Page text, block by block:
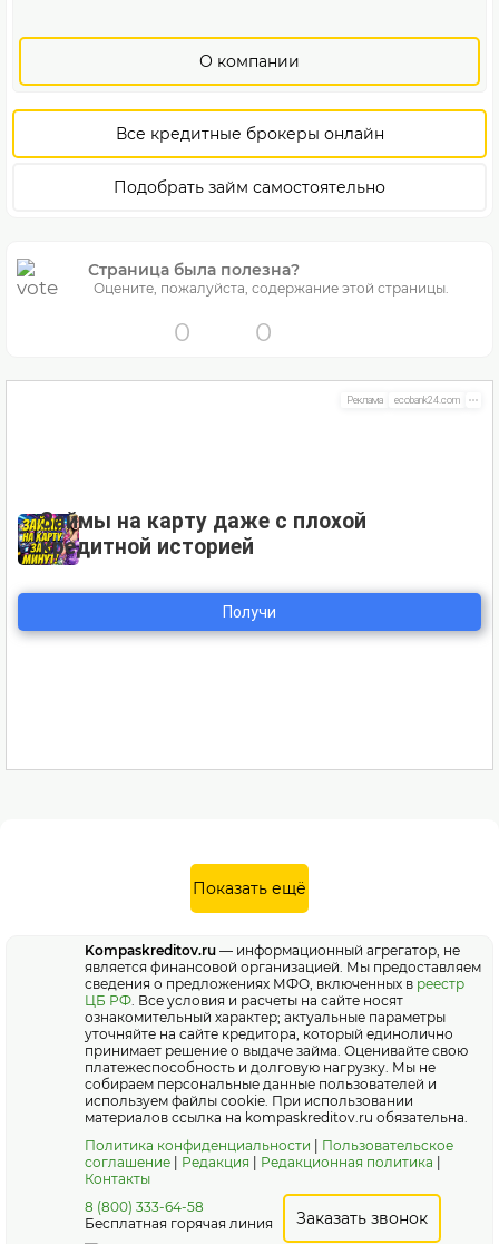
О компании
Все кредитные брокеры онлайн
Подобрать займ самостоятельно
Страница была полезна?
Оцените, пожалуйста, содержание этой страницы.
0 0
Показать ещё
Kompaskreditov.ru — информационный агрегатор, не
является финансовой организацией. Мы предоставляем
сведения о предложениях МФО, включенных в реестр
ЦБ РФ. Все условия и расчеты на сайте носят
ознакомительный характер; актуальные параметры
уточняйте на сайте кредитора, который единолично
принимает решение о выдаче займа. Оценивайте свою
платежеспособность и долговую нагрузку. Мы не
собираем персональные данные пользователей и
используем файлы cookie. При использовании
материалов ссылка на kompaskreditov.ru обязательна.
Политика конфиденциальности
Пользовательское
соглашение
Редакция Редакционная политика
Контакты
8 (800) 333-64-58
Бесплатная горячая линия
Заказать звонок